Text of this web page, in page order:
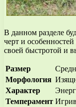
В данном разделе
черт и
своей быстротой и
Размер
Морфология
Характер
Темперамент